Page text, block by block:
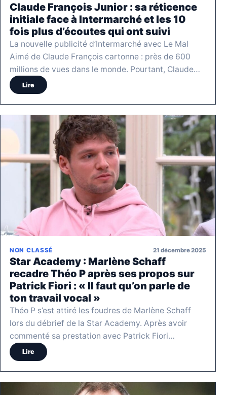
Claude François Junior : sa réticence
initiale face à Intermarché et les 10
fois plus d’écoutes qui ont suivi
La nouvelle publicité d’Intermarché avec Le Mal
Aimé de Claude François cartonne : près de 600
millions de vues dans le monde. Pourtant, Claude…
Lire
NON CLASSÉ 21 décembre 2025
Star Academy : Marlène Schaff
recadre Théo P après ses propos sur
Patrick Fiori : « Il faut qu’on parle de
ton travail vocal »
Théo P s’est attiré les foudres de Marlène Schaff
lors du débrief de la Star Academy. Après avoir
commenté sa prestation avec Patrick Fiori…
Lire